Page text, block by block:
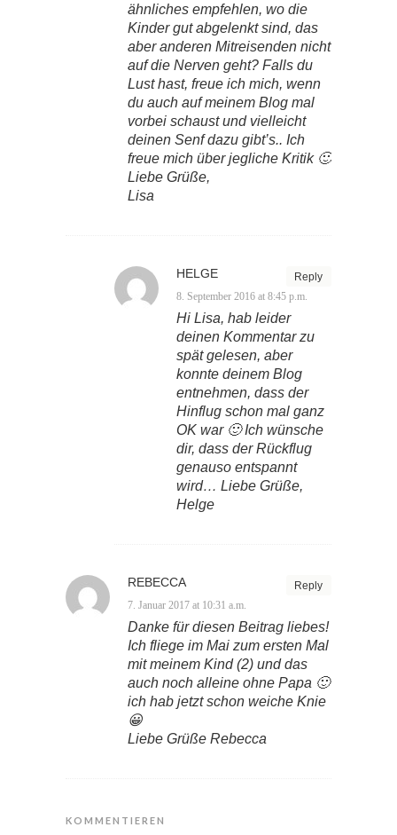
ähnliches empfehlen, wo die
Kinder gut abgelenkt sind, das
aber anderen Mitreisenden nicht
auf die Nerven geht? Falls du
Lust hast, freue ich mich, wenn
du auch auf meinem Blog mal
vorbei schaust und vielleicht
deinen Senf dazu gibt’s.. Ich
freue mich über jegliche Kritik 🙂
Liebe Grüße,
Lisa
Reply
HELGE
8. September 2016 at 8:45 p.m.
Hi Lisa, hab leider
deinen Kommentar zu
spät gelesen, aber
konnte deinem Blog
entnehmen, dass der
Hinflug schon mal ganz
OK war 🙂 Ich wünsche
dir, dass der Rückflug
genauso entspannt
wird… Liebe Grüße,
Helge
Reply
REBECCA
7. Januar 2017 at 10:31 a.m.
Danke für diesen Beitrag liebes!
Ich fliege im Mai zum ersten Mal
mit meinem Kind (2) und das
auch noch alleine ohne Papa 🙂
ich hab jetzt schon weiche Knie
😀
Liebe Grüße Rebecca
KOMMENTIEREN